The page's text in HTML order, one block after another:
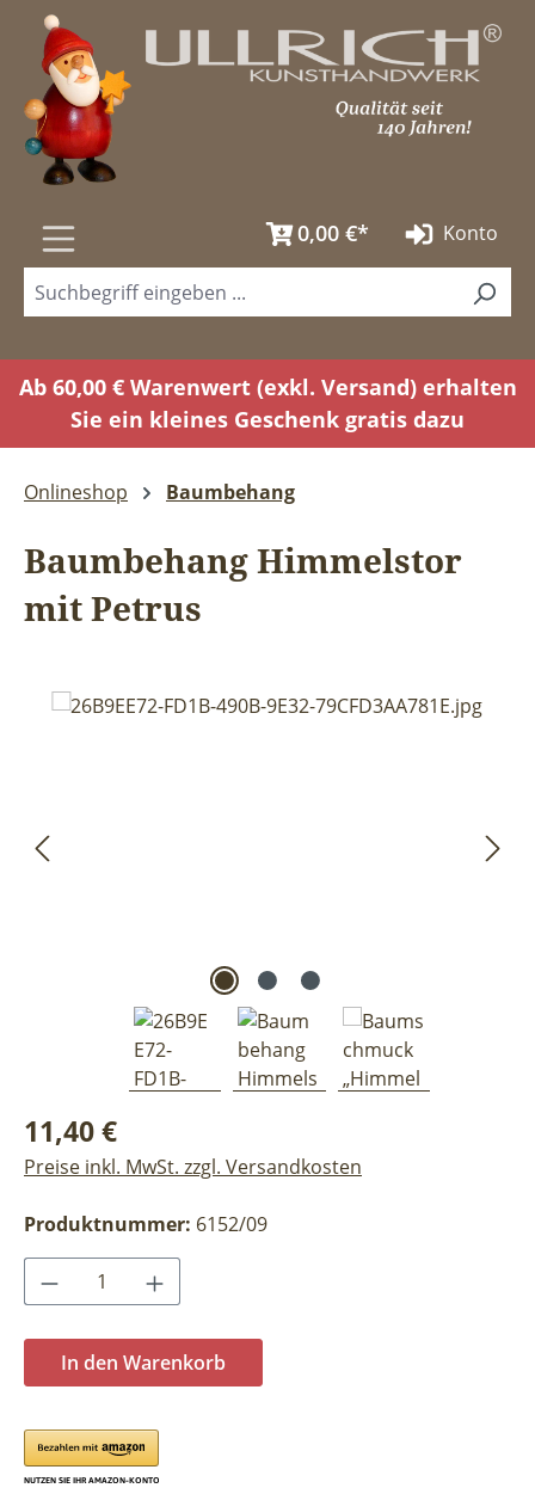
Zum Hauptinhalt springen
0,00 €* Konto
Ab 60,00 € Warenwert (exkl. Versand) erhalten
Sie ein kleines Geschenk gratis dazu
Onlineshop Baumbehang
Baumbehang Himmelstor
mit Petrus
Bildergalerie überspringen
Regulärer Preis:
11,40 €
Preise inkl. MwSt. zzgl. Versandkosten
Produktnummer: 6152/09
Produkt Anzahl: Gib den gewünschten
In den Warenkorb